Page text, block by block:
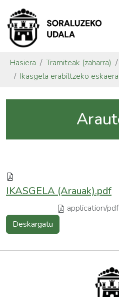
Hasiera Tramiteak (zaharra)
Ikasgela erabiltzeko eskaera
IKASGELA (Arauak).pdf
application/pdf
Deskargatu